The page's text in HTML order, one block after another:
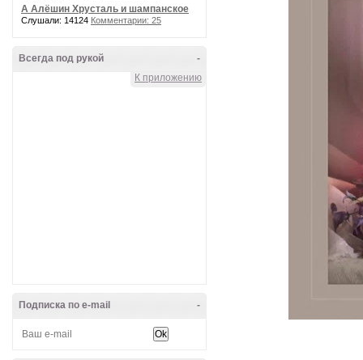
А Алёшин Хрусталь и шампанское
Слушали: 14124 Комментарии: 25
-
Всегда под рукой
К приложению
-
Подписка по e-mail